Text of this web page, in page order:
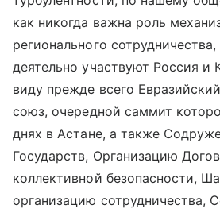
как никогда важна роль
регионального
деятельно участвуют Россия и
виду прежде всего
союз, очередной саммит
днях в Астане, а также
Государств, Организацию
коллективной безопасности,
организацию сотрудничества,